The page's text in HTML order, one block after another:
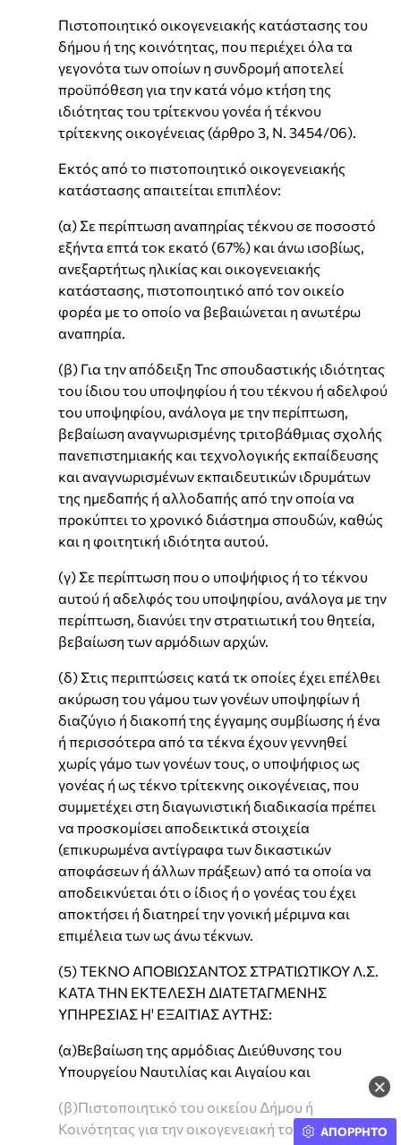
×
Πιστοποιητικό οικογενειακής κατάστασης του
δήμου ή της κοινότητας, που περιέχει όλα τα
γεγονότα των οποίων η συνδρομή αποτελεί
προϋπόθεση για την κατά νόμο κτήση της
ιδιότητας του τρίτεκνου γονέα ή τέκνου
τρίτεκνης οικογένειας (άρθρο 3, Ν. 3454/06).
Εκτός από το πιστοποιητικό οικογενειακής
κατάστασης απαιτείται επιπλέον:
(α) Σε περίπτωση αναπηρίας τέκνου σε ποσοστό
εξήντα επτά τοκ εκατό (67%) και άνω ισοβίως,
ανεξαρτήτως ηλικίας και οικογενειακής
κατάστασης, πιστοποιητικό από τον οικείο
φορέα με το οποίο να βεβαιώνεται η ανωτέρω
αναπηρία.
(β) Για την απόδειξη Tnc σπουδαστικής ιδιότητας
του ίδιου του υποψηφίου ή του τέκνου ή αδελφού
του υποψηφίου, ανάλογα με την περίπτωση,
βεβαίωση αναγνωρισμένης τριτοβάθμιας σχολής
πανεπιστημιακής και τεχνολογικής εκπαίδευσης
και αναγνωρισμένων εκπαιδευτικών ιδρυμάτων
της ημεδαπής ή αλλοδαπής από την οποία να
προκύπτει το χρονικό διάστημα σπουδών, καθώς
και η φοιτητική ιδιότητα αυτού.
(γ) Σε περίπτωση που ο υποψήφιος ή το τέκνου
αυτού ή αδελφός του υποψηφίου, ανάλογα με την
περίπτωση, διανύει την στρατιωτική του θητεία,
βεβαίωση των αρμόδιων αρχών.
(δ) Στις περιπτώσεις κατά τκ οποίες έχει επέλθει
ακύρωση του γάμου των γονέων υποψηφίων ή
διαζύγιο ή διακοπή της έγγαμης συμβίωσης ή ένα
ή περισσότερα από τα τέκνα έχουν γεννηθεί
χωρίς γάμο των γονέων τους, ο υποψήφιος ως
γονέας ή ως τέκνο τρίτεκνης οικογένειας, που
συμμετέχει στη διαγωνιστική διαδικασία πρέπει
να προσκομίσει αποδεικτικά στοιχεία
(επικυρωμένα αντίγραφα των δικαστικών
αποφάσεων ή άλλων πράξεων) από τα οποία να
αποδεικνύεται ότι ο ίδιος ή ο γονέας του έχει
αποκτήσει ή διατηρεί την γονική μέριμνα και
επιμέλεια των ως άνω τέκνων.
(5) ΤΕΚΝΟ ΑΠΟΒΙΩΣΑΝΤΟΣ ΣΤΡΑΤΙΩΤΙΚΟΥ Λ.Σ.
ΚΑΤΑ ΤΗΝ ΕΚΤΕΛΕΣΗ ΔΙΑΤΕΤΑΓΜΕΝΗΣ
ΥΠΗΡΕΣΙΑΣ Η' ΕΞΑΙΤΙΑΣ ΑΥΤΗΣ:
(α)Βεβαίωση της αρμόδιας Διεύθυνσης του
Υπουργείου Ναυτιλίας και Αιγαίου και
(β)Πιστοποιητικό του οικείου Δήμου ή
Κοινότητας για την οικογενειακή τους κατάσταση
ΑΠΟΡΡΗΤΟ